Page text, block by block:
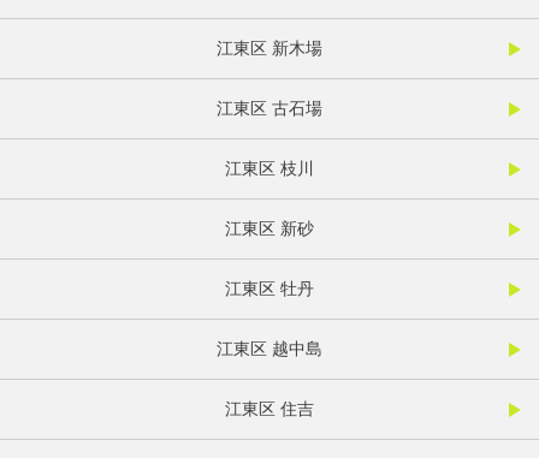
江東区 新木場
江東区 古石場
江東区 枝川
江東区 新砂
江東区 牡丹
江東区 越中島
江東区 住吉